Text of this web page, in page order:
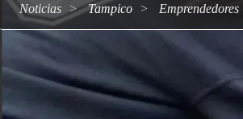
Noticias Tampico emprendedores